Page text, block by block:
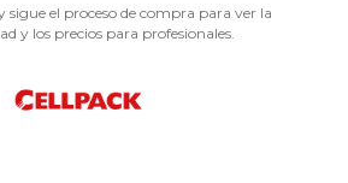
sigue el proceso de compra para ver la
y los precios para profesionales.